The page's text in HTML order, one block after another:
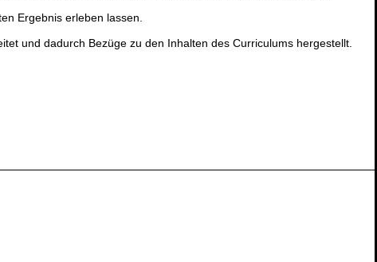
Ergebnis erleben lassen.
und dadurch Bezüge zu den Inhalten des Curriculums hergestellt.